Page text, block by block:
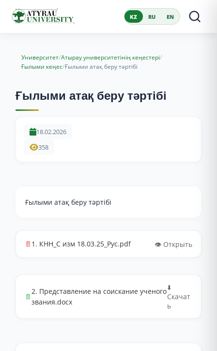
KZ RU EN
Университет/Атырау университетінің кеңестері/
Ғылыми кеңес/Ғылыми атақ беру тәртібі
Ғылыми атақ беру тәртібі
18.02.2026
358
Ғылыми атақ беру тәртібі
📄 1. КНН_С изм 18.03.25_Рус.pdf 👁️ Открыть
📄
2. Представление на соискание ученого
звания.docx
⬇️
Скачат
ь